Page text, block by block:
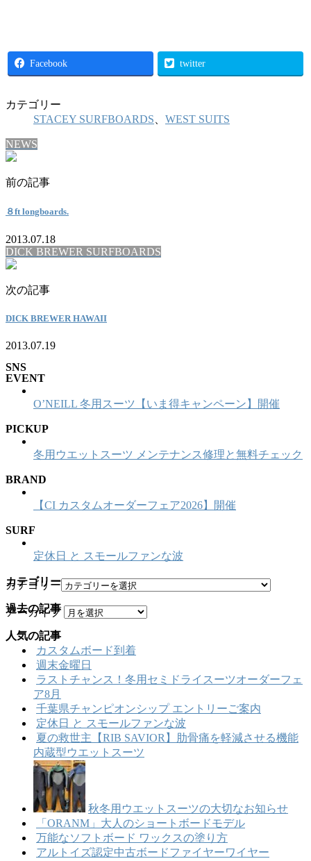
Facebook twitter
カテゴリー
STACEY SURFBOARDS
WEST SUITS
NEWS
前の記事
８ft longboards.
2013.07.18
DICK BREWER SURFBOARDS
次の記事
DICK BREWER HAWAII
2013.07.19
SNS
EVENT
O’NEILL 冬用スーツ【いま得キャンペーン】開催
PICKUP
冬用ウエットスーツ メンテナンス修理と無料チェック
BRAND
【CI カスタムオーダーフェア2026】開催
SURF
定休日 と スモールファンな波
カテゴリー
カテゴリー
過去の記事
アーカイブ
人気の記事
カスタムボード到着
週末金曜日
ラストチャンス！冬用セミドライスーツオーダーフェ
ア8月
千葉県チャンピオンシップ エントリーご案内
定休日 と スモールファンな波
夏の救世主【RIB SAVIOR】肋骨痛を軽減させる機能
内蔵型ウエットスーツ
秋冬用ウエットスーツの大切なお知らせ
「ORANM」大人のショートボードモデル
万能なソフトボード ワックスの塗り方
アルトイズ認定中古ボードファイヤーワイヤー